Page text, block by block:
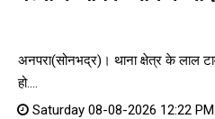
अनपरा(सोनभद्र)। थाना क्षेत्र के लाल
हो....
Saturday 08-08-2026 12:22 PM